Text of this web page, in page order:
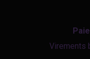
Virements